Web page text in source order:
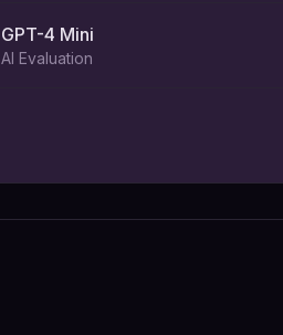
GPT-4 Mini
AI Evaluation